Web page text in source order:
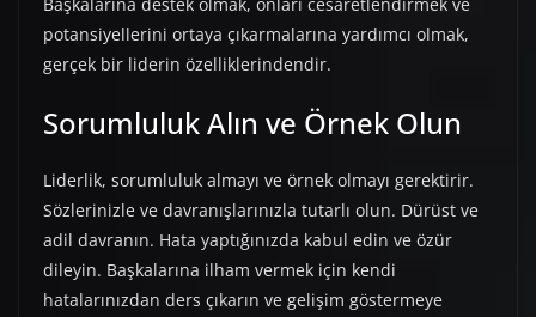
potansiyellerini ortaya çıkarmalarına yardımcı olmak,
gerçek bir liderin özelliklerindendir.
Sorumluluk Alın ve Örnek Olun
Liderlik, sorumluluk almayı ve örnek olmayı gerektirir.
Sözlerinizle ve davranışlarınızla tutarlı olun. Dürüst ve
adil davranın. Hata yaptığınızda kabul edin ve özür
dileyin. Başkalarına ilham vermek için kendi
hatalarınızdan ders çıkarın ve gelişim göstermeye